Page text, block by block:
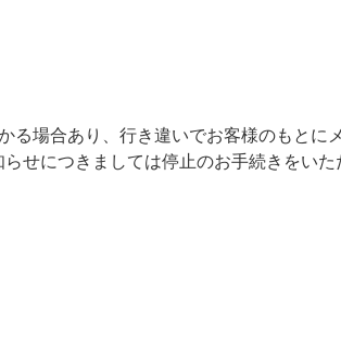
る場合あり、行き違いでお客様のもとに
せにつきましては停止のお手続きをい